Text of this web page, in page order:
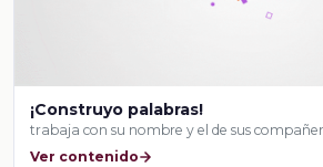
¡Construyo palabras!
trabaja con su nombre y el de sus
Ver contenido